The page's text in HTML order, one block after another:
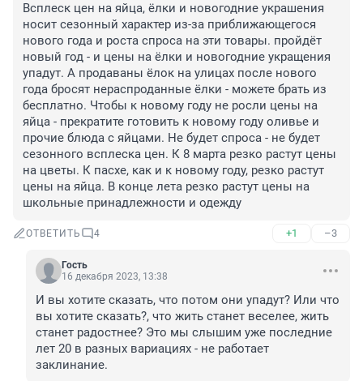
Всплеск цен на яйца, ёлки и новогодние украшения
носит сезонный характер из-за приближающегося
нового года и роста спроса на эти товары. пройдёт
новый год - и цены на ёлки и новогодние укращения
упадут. А продаваны ёлок на улицах после нового
года бросят нераспроданные ёлки - можете брать из
бесплатно. Чтобы к новому году не росли цены на
яйца - прекратите готовить к новому году оливье и
прочие блюда с яйцами. Не будет спроса - не будет
сезонного всплеска цен. К 8 марта резко растут цены
на цветы. К пасхе, как и к новому году, резко растут
цены на яйца. В конце лета резко растут цены на
школьные принадлежности и одежду
ОТВЕТИТЬ 4 +1 –3
Гость
16 декабря 2023, 13:38
И вы хотите сказать, что потом они упадут? Или что
вы хотите сказать?, что жить станет веселее, жить
станет радостнее? Это мы слышим уже последние
лет 20 в разных вариациях - не работает
заклинание.